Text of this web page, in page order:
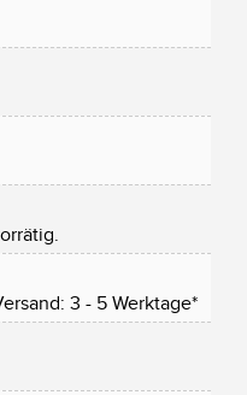
3 - 5 Werktage*